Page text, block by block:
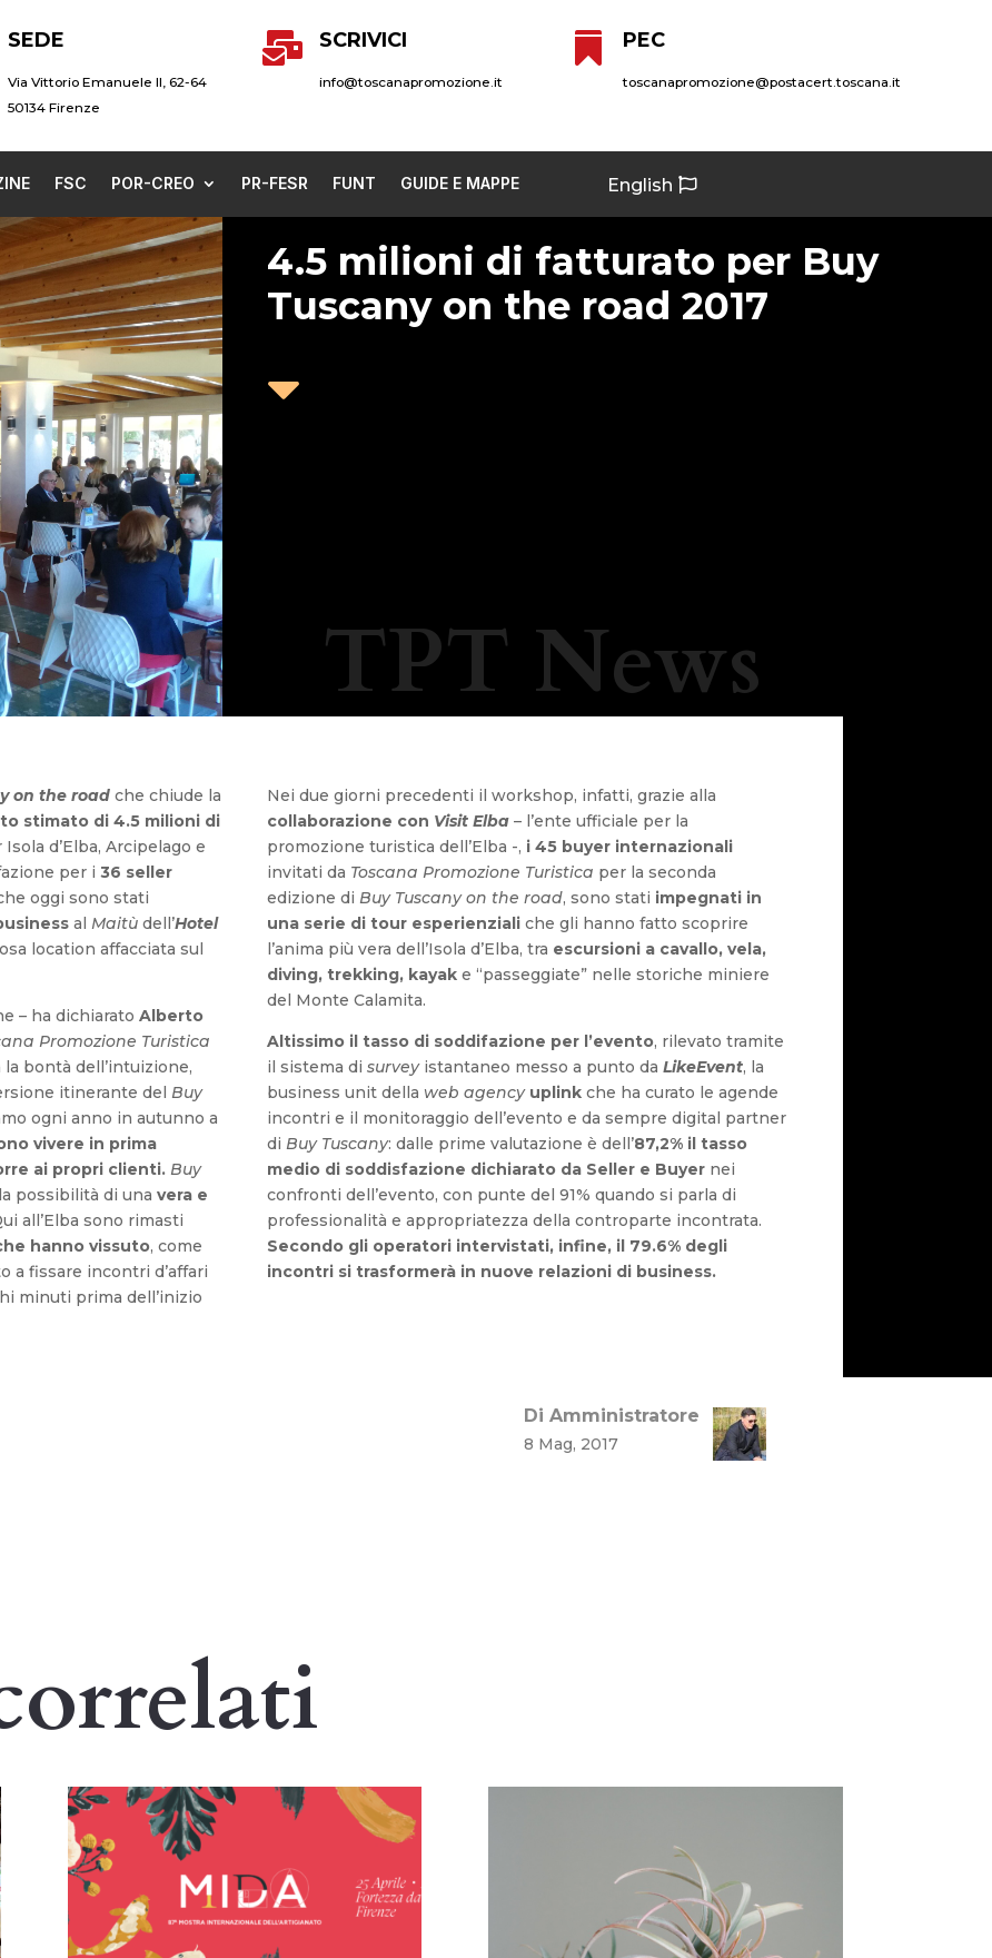
SEDE
Via Vittorio Emanuele II, 62-64
50134 Firenze
 SCRIVICI
info@toscanapromozione.it
 PEC
toscanapromozione@postacert.toscana.it
FSC POR-CREO PR-FESR FUNT GUIDE E MAPPE English
TPT News
4.5 milioni di fatturato per Buy
Tuscany on the road 2017

on the road che chiude la
stimato di 4.5 milioni di
d’Elba, Arcipelago e
per i36 seller
oggi sono stati
alMaitù dell’Hotel
location affacciata sul
– ha dichiaratoAlberto
Promozione Turistica
bontà dell’intuizione,
itinerante delBuy
ogni anno in autunno a
vivere in prima
ai propri clienti. Buy
possibilità di unavera e
all’Elba sono rimasti
hanno vissuto, come
a fissare incontri d’affari
minuti prima dell’inizio
Nei due giorni precedenti il workshop, infatti, grazie alla
collaborazione con Visit Elba – l’ente ufficiale per la
promozione turistica dell’Elba -, i 45 buyer internazionali
invitati da Toscana Promozione Turistica per la seconda
edizione di Buy Tuscany on the road, sono stati impegnati in
una serie di tour esperienziali che gli hanno fatto scoprire
l’anima più vera dell’Isola d’Elba, tra escursioni a cavallo, vela,
diving, trekking, kayak e “passeggiate” nelle storiche miniere
del Monte Calamita.
Altissimo il tasso di soddifazione per l’evento, rilevato tramite
il sistema di surveyistantaneo messo a punto da LikeEvent, la
business unit della web agency uplink che ha curato le agende
incontri e il monitoraggio dell’evento e da sempre digital partner
di Buy Tuscany: dalle prime valutazione è dell’87,2% il tasso
medio di soddisfazione dichiarato da Seller e Buyer nei
confronti dell’evento, con punte del 91% quando si parla di
professionalità e appropriatezza della controparte incontrata.
Secondo gli operatori intervistati, infine, il 79.6% degli
incontri si trasformerà in nuove relazioni di business.
Di Amministratore
8 Mag, 2017